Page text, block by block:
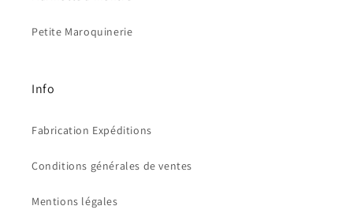
Petite Maroquinerie
Info
Fabrication Expéditions
Conditions générales de ventes
Mentions légales